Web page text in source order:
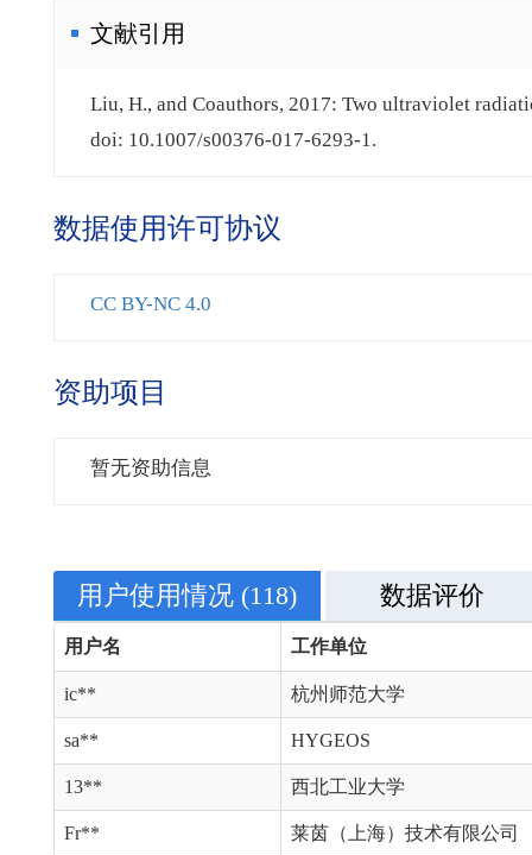
文献引用
Liu, H., and Coauthors, 2017: Two ultraviolet
doi: 10.1007/s00376-017-6293-1.
数据使用许可协议
CC BY-NC 4.0
资助项目
暂无资助信息
用户使用情况 (118) 数据评价
用户名 工作单位
ic** 杭州师范大学
sa** HYGEOS
13** 西北工业大学
Fr** 莱茵（上海）技术有限公司